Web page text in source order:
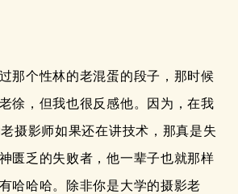
那个性林的老混蛋的段子，那时候
徐，但我也很反感他。因为，在我
摄影师如果还在讲技术，那真是失
匮乏的失败者，他一辈子也就那样
哈哈哈。除非你是大学的摄影老